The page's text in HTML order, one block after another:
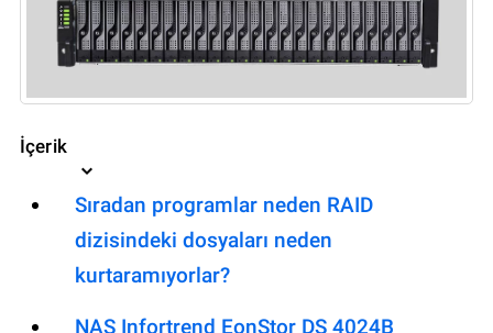
İçerik
Sıradan programlar neden RAID
dizisindeki dosyaları neden
kurtaramıyorlar?
NAS Infortrend EonStor DS 4024B